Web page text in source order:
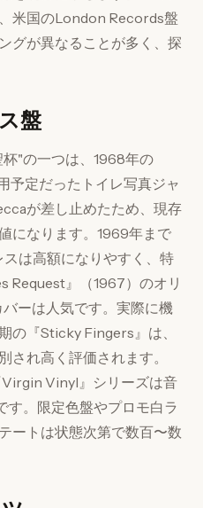
米国のLondon Records盤
グが異なることが多く、探
盤
"の一つは、1968年の
予定だったトイレ写真ジャ
が差し止めたため、現存
になります。1969年まで
は高額になりやすく、特
Request』（1967）のオリ
ーは人気です。実際に機
の『Sticky Fingers』は、
され高く評価されます。
Vinyl』シリーズは音
す。限定色盤やプロモ白ラ
ートは状態次第で数百〜数